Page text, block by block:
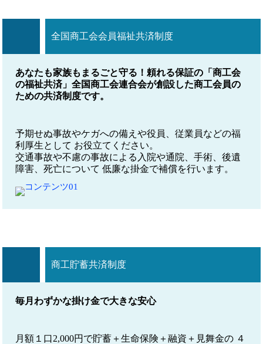
全国商工会会員福祉共済制度
あなたも家族もまるごと守る！頼れる保証の「商工会
の福祉共済」全国商工会連合会が創設した商工会員の
ための共済制度です。
予期せぬ事故やケガへの備えや役員、従業員などの福
利厚生として お役立てください。
交通事故や不慮の事故による入院や通院、手術、後遺
障害、死亡について 低廉な掛金で補償を行います。
商工貯蓄共済制度
毎月わずかな掛け金で大きな安心
月額１口2,000円で貯蓄＋生命保険＋融資＋見舞金の ４